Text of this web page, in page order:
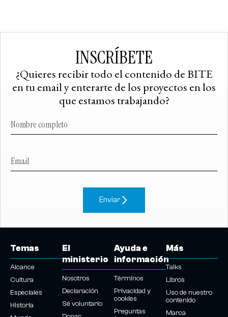
INSCRÍBETE
¿Quieres recibir todo el contenido de BITE
en tu email y enterarte de los proyectos en los
que estamos trabajando?
Enviar
Temas
Alcance
Cultura
Especiales
Historia
El
ministerio
Nosotros
Declaración
Sé voluntario
Ayuda e
información
Términos
Privacidad y
cookies
Preguntas
Más
Talks
Libros
Uso de nuestro
contenido
Marca